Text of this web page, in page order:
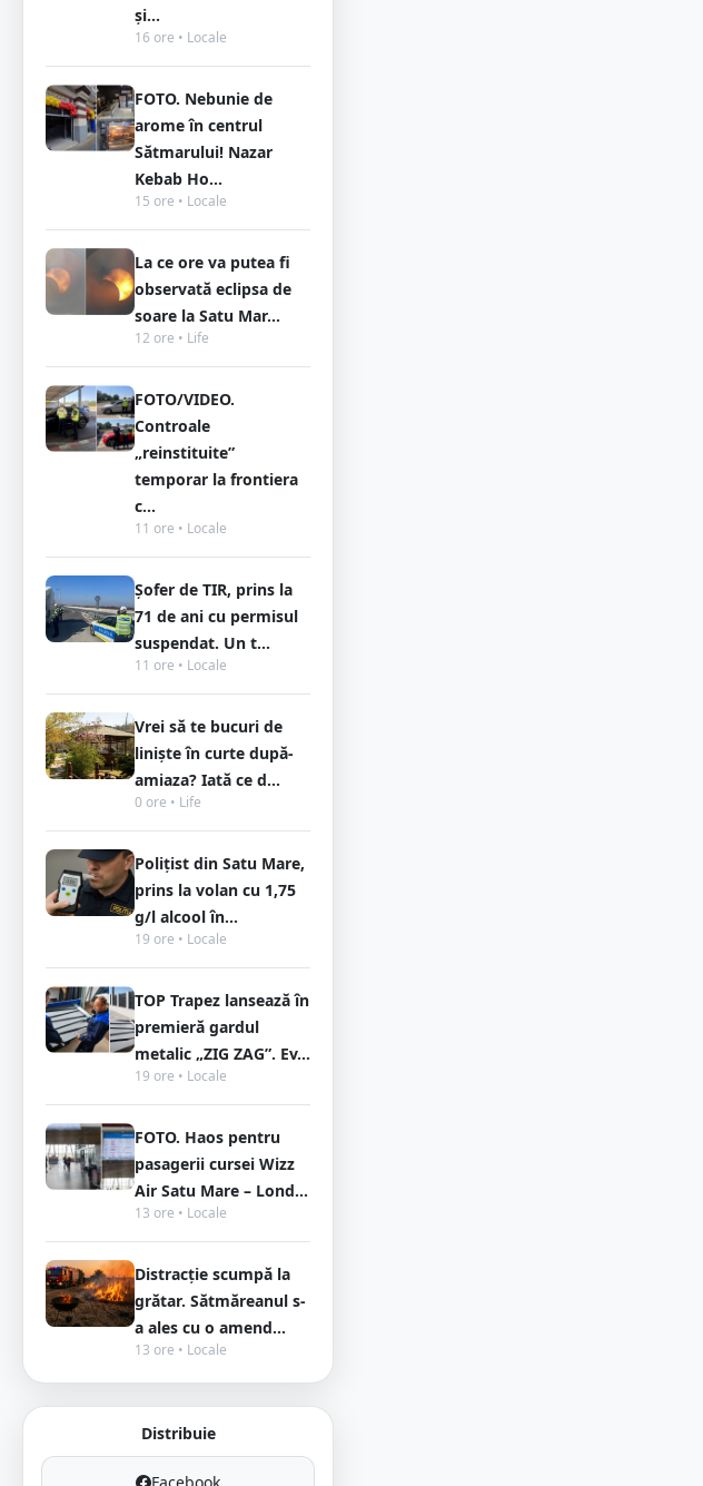
și...
16 ore • Locale
FOTO. Nebunie de
arome în centrul
Sătmarului! Nazar
Kebab Ho...
15 ore • Locale
La ce ore va putea fi
observată eclipsa de
soare la Satu Mar...
12 ore • Life
FOTO/VIDEO.
Controale
„reinstituite”
temporar la frontiera
c...
11 ore • Locale
Șofer de TIR, prins la
71 de ani cu permisul
suspendat. Un t...
11 ore • Locale
Vrei să te bucuri de
liniște în curte după-
amiaza? Iată ce d...
0 ore • Life
Polițist din Satu Mare,
prins la volan cu 1,75
g/l alcool în...
19 ore • Locale
TOP Trapez lansează în
premieră gardul
metalic „ZIG ZAG”. Ev...
19 ore • Locale
FOTO. Haos pentru
pasagerii cursei Wizz
Air Satu Mare – Lond...
13 ore • Locale
Distracție scumpă la
grătar. Sătmăreanul s-
a ales cu o amend...
13 ore • Locale
Distribuie